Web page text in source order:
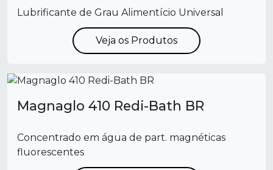
Lubrificante de Grau Alimentício Universal
Veja os Produtos
Magnaglo 410 Redi-Bath BR
Concentrado em água de part. magnéticas
fluorescentes